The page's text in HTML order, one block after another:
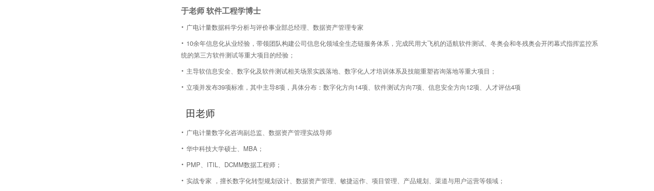
于老师 软件工程学博士
· 广电计量数据科学分析与评价事业部总经理、数据资产管理专家
· 10余年信息化从业经验，带领团队构建公司信息化领域全生态链服务体系，完成民用大飞机的适航软件测试、冬奥会和冬残奥会开闭幕式指挥监控系
统的第三方软件测试等重大项目的经验；
· 主导软信息安全、数字化及软件测试相关场景实践落地、数字化人才培训体系及技能重塑咨询落地等重大项目；
· 立项并发布39项标准，其中主导8项，具体分布：数字化方向14项、软件测试方向7项、信息安全方向12项、人才评估4项
田老师
· 广电计量数字化咨询副总监、数据资产管理实战导师
· 华中科技大学硕士、MBA；
· PMP、ITIL、DCMM数据工程师；
· 实战专家 ，擅长数字化转型规划设计、数据资产管理、敏捷运作、项目管理、产品规划、渠道与用户运营等领域；